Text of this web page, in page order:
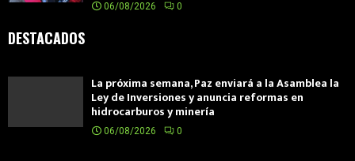
06/08/2026 0
DESTACADOS
La próxima semana, Paz enviará a la Asamblea la
Ley de Inversiones y anuncia reformas en
hidrocarburos y minería
06/08/2026 0